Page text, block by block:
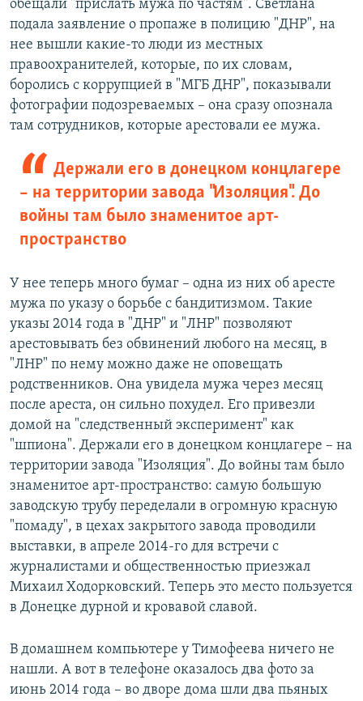
обещали "прислать мужа по частям". Светлана
подала заявление о пропаже в полицию "ДНР", на
нее вышли какие-то люди из местных
правоохранителей, которые, по их словам,
боролись с коррупцией в "МГБ ДНР", показывали
фотографии подозреваемых – она сразу опознала
там сотрудников, которые арестовали ее мужа.
Держали его в донецком концлагере
– на территории завода "Изоляция". До
войны там было знаменитое арт-
пространство
У нее теперь много бумаг – одна из них об аресте
мужа по указу о борьбе с бандитизмом. Такие
указы 2014 года в "ДНР" и "ЛНР" позволяют
арестовывать без обвинений любого на месяц, в
"ЛНР" по нему можно даже не оповещать
родственников. Она увидела мужа через месяц
после ареста, он сильно похудел. Его привезли
домой на "следственный эксперимент" как
"шпиона". Держали его в донецком концлагере – на
территории завода "Изоляция". До войны там было
знаменитое арт-пространство: самую большую
заводскую трубу переделали в огромную красную
"помаду", в цехах закрытого завода проводили
выставки, в апреле 2014-го для встречи с
журналистами и общественностью приезжал
Михаил Ходорковский. Теперь это место пользуется
в Донецке дурной и кровавой славой.
В домашнем компьютере у Тимофеева ничего не
нашли. А вот в телефоне оказалось два фото за
июнь 2014 года – во дворе дома шли два пьяных